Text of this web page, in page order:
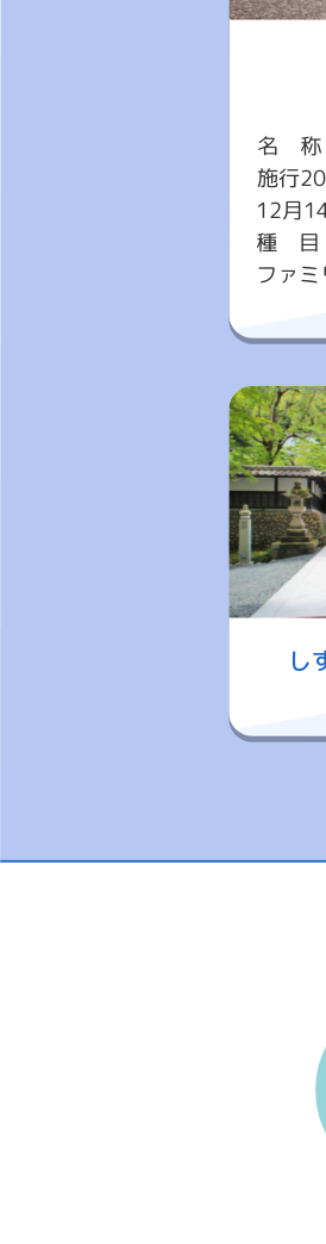
名 称
施行
12月
種 目
ファ
し